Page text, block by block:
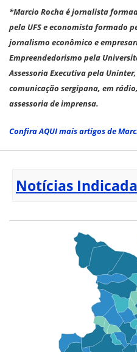
*Marcio Rocha é jornalista
pela UFS e economista formado
jornalismo econômico e
Empreendedorismo pela
Assessoria Executiva pela
comunicação sergipana, em
assessoria de imprensa.
Confira AQUI mais artigos de
Notícias